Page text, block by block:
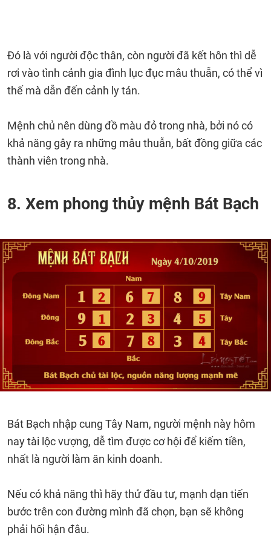
Đó là với người độc thân, còn người đã kết hôn thì dễ
rơi vào tình cảnh gia đình lục đục mâu thuẫn, có thể vì
thế mà dẫn đến cảnh ly tán.
Mệnh chủ nên dùng đồ màu đỏ trong nhà, bởi nó có
khả năng gây ra những mâu thuẫn, bất đồng giữa các
thành viên trong nhà.
8. Xem phong thủy mệnh Bát Bạch
Bát Bạch nhập cung Tây Nam, người mệnh này hôm
nay tài lộc vượng, dễ tìm được cơ hội để kiếm tiền,
nhất là người làm ăn kinh doanh.
Nếu có khả năng thì hãy thử đầu tư, mạnh dạn tiến
bước trên con đường mình đã chọn, bạn sẽ không
phải hối hận đâu.